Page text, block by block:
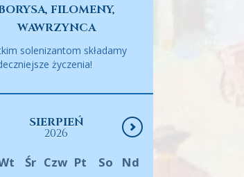
FILOMENY,
WAWRZYNCA
solenizantom składamy
życzenia!
SIERPIEŃ
2026
Śr Czw Pt So Nd